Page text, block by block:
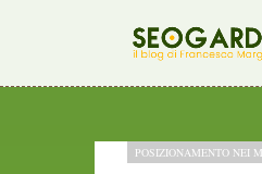
POSIZIONAMENTO NEI